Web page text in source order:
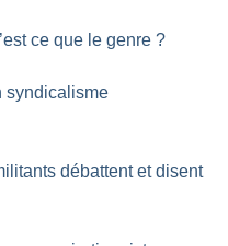
ce que le genre ?
syndicalisme
débattent et disent